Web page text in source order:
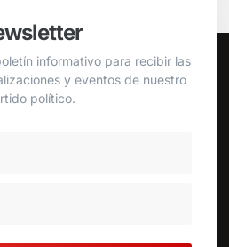
informativo para recibir las
y eventos de nuestro
político.